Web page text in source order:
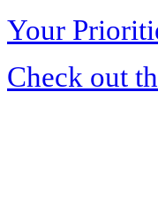
Your
Check out